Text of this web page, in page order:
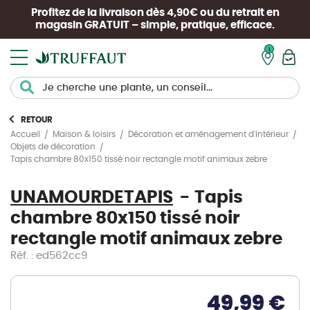
Profitez de la livraison dès 4,90€ ou du retrait en
magasin GRATUIT – simple, pratique, efficace.
RETOUR
Accueil
Maison & loisirs
Décoration et aménagement d'intérieur
Objets de décoration
Tapis chambre 80x150 tissé noir rectangle motif animaux zebre
UNAMOURDETAPIS
Tapis
chambre 80x150 tissé noir
rectangle motif animaux zebre
Réf. : ed562cc9
49,99 €